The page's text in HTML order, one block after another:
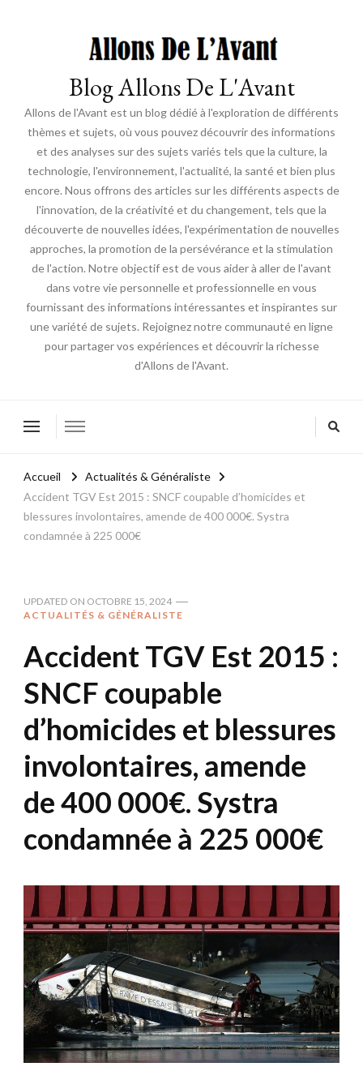
Blog Allons De L'Avant
Allons de l'Avant est un blog dédié à l'exploration de différents
thèmes et sujets, où vous pouvez découvrir des informations
et des analyses sur des sujets variés tels que la culture, la
technologie, l'environnement, l'actualité, la santé et bien plus
encore. Nous offrons des articles sur les différents aspects de
l'innovation, de la créativité et du changement, tels que la
découverte de nouvelles idées, l'expérimentation de nouvelles
approches, la promotion de la persévérance et la stimulation
de l'action. Notre objectif est de vous aider à aller de l'avant
dans votre vie personnelle et professionnelle en vous
fournissant des informations intéressantes et inspirantes sur
une variété de sujets. Rejoignez notre communauté en ligne
pour partager vos expériences et découvrir la richesse
d'Allons de l'Avant.
Accueil
Actualités & Généraliste
Accident TGV Est 2015 : SNCF coupable d’homicides et
blessures involontaires, amende de 400 000€. Systra
condamnée à 225 000€
UPDATED ON OCTOBRE 15, 2024
ACTUALITÉS & GÉNÉRALISTE
Accident TGV Est 2015 :
SNCF coupable
d’homicides et blessures
involontaires, amende
de 400 000€. Systra
condamnée à 225 000€